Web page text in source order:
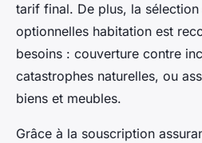
tarif final. De plus, la
optionnelles habitation est
besoins : couverture contre
catastrophes naturelles, ou
biens et meubles.
Grâce à la souscription